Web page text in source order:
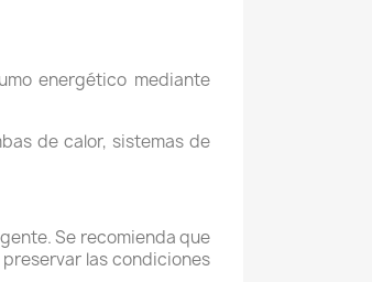
energético mediante
de calor, sistemas de
Se recomienda que
las condiciones